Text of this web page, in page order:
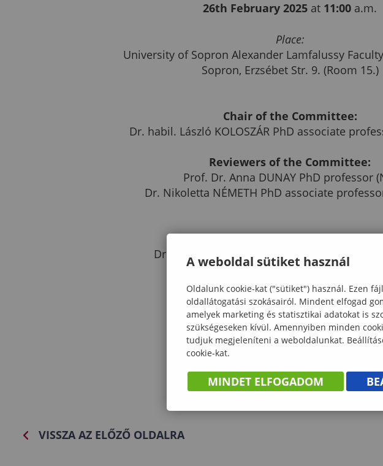
26th February 2025 at 11:00 a.m.
Place:
University of Sopron Alexander Lamfalussy
Sopron, Erzsébet Str. 9. (Room 15.)
Chair of the Committee:
Dr. habil. László KOLOSZÁR PhD associate
Reviewers of the Committee:
Prof. Dr. Anna DUNAY PhD professor
Dr. Nikoletta NÉMETH PhD associate
Dr. István BARTÓK PhD associate professor
Prof. Dr. Csilla OBÁDOVICS
head of the Doctoral School
VISSZA AZ ELŐZŐ OLDALRA
A weboldal sütiket használ
Oldalunk cookie-kat ("sütiket") használ. Ezen
oldallátogatási szokásairól. Mindent elfogad
amelyek marketing és statisztikai adatokat is
szükségeseken kívül. Amennyiben minden
tudjuk megjeleníteni a weboldalunkat.
cookie-kat.
MINDET ELFOGADOM